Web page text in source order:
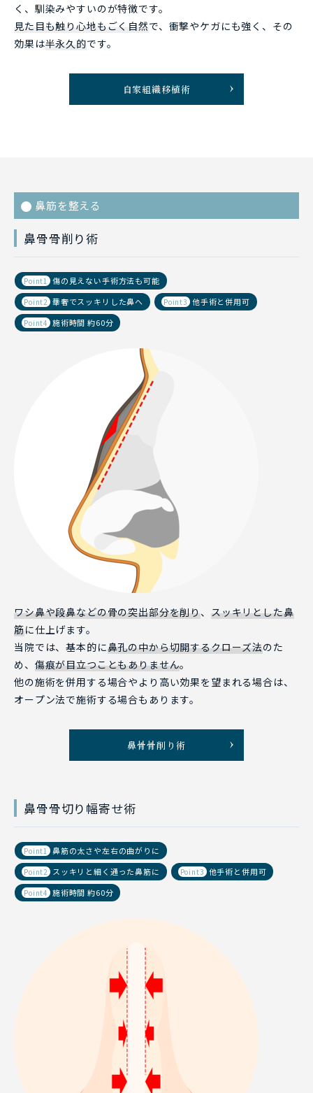
く、馴染みやすいのが特徴です。
見た目も触り心地もごく自然で、衝撃やケガにも強く、その
効果は半永久的です。
自家組織移植術
鼻筋を整える
鼻骨骨削り術
Point1 傷の見えない手術方法も可能
Point2 華奢でスッキリした鼻へ Point3 他手術と併用可
Point4 施術時間 約60分
ワシ鼻や段鼻などの骨の突出部分を削り、 スッキリとした鼻
筋に仕上げます。
当院では、基本的に鼻孔の中から切開するクローズ法のた
め、 傷痕が目立つこともありません。
他の施術を併用する場合やより高い効果を望まれる場合は、
オープン法で施術する場合もあります。
鼻骨骨削り術
鼻骨骨切り幅寄せ術
Point1 鼻筋の太さや左右の曲がりに
Point2 スッキリと細く通った鼻筋に Point3 他手術と併用可
Point4 施術時間 約60分